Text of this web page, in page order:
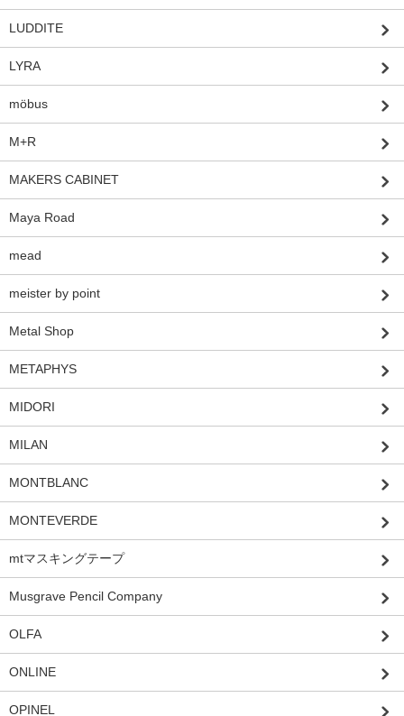
LUDDITE
LYRA
möbus
M+R
MAKERS CABINET
Maya Road
mead
meister by point
Metal Shop
METAPHYS
MIDORI
MILAN
MONTBLANC
MONTEVERDE
mtマスキングテープ
Musgrave Pencil Company
OLFA
ONLINE
OPINEL